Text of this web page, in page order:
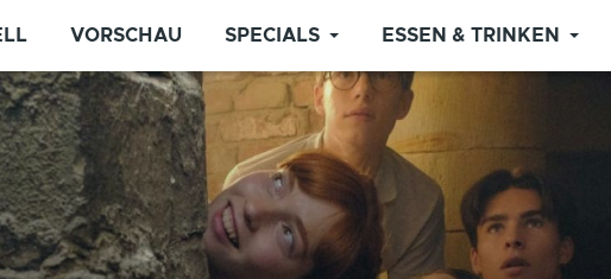
VORSCHAU SPECIALS ESSEN & TRINKEN